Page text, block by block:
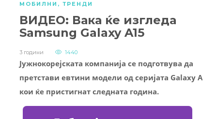
МОБИЛНИ , ТРЕНДИ
ВИДЕО: Вака ќе изгледа
Samsung Galaxy A15
3 години 1440
Јужнокорејската компанија се подготвува да
претстави евтини модели од серијата Galaxy A
кои ќе пристигнат следната година.